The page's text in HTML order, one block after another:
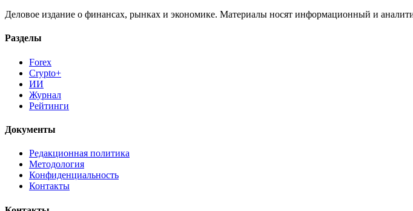
Деловое издание о финансах, рынках и экономике. Материалы носят информационный и
Разделы
Forex
Crypto+
ИИ
Журнал
Рейтинги
Документы
Редакционная политика
Методология
Конфиденциальность
Контакты